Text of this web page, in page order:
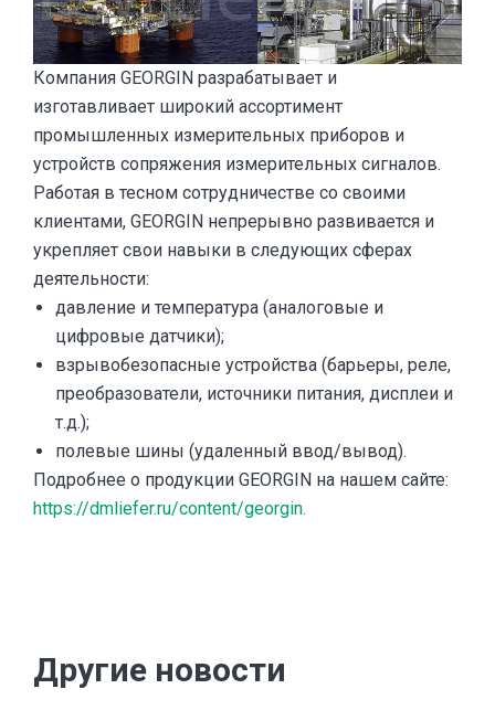
Компания GEORGIN разрабатывает и
изготавливает широкий ассортимент
промышленных измерительных приборов и
устройств сопряжения измерительных сигналов.
Работая в тесном сотрудничестве со своими
клиентами, GEORGIN непрерывно развивается и
укрепляет свои навыки в следующих сферах
деятельности:
давление и температура (аналоговые и
цифровые датчики);
взрывобезопасные устройства (барьеры, реле,
преобразователи, источники питания, дисплеи и
т.д.);
полевые шины (удаленный ввод/вывод).
Подробнее о продукции GEORGIN на нашем сайте:
https://dmliefer.ru/content/georgin.
Другие новости